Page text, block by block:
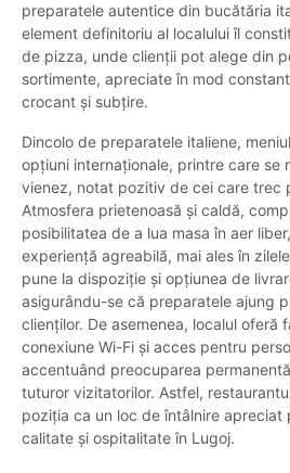
preparatele autentice din bucătăria
element definitoriu al localului îl
de pizza, unde clienții pot alege din
sortimente, apreciate în mod
crocant și subțire.
Dincolo de preparatele italiene,
opțiuni internaționale, printre care se
vienez, notat pozitiv de cei care trec
Atmosfera prietenoasă și caldă,
posibilitatea de a lua masa în aer
experiență agreabilă, mai ales în
pune la dispoziție și opțiunea de
asigurându-se că preparatele ajung
clienților. De asemenea, localul oferă
conexiune Wi-Fi și acces pentru
accentuând preocuparea
tuturor vizitatorilor. Astfel,
poziția ca un loc de întâlnire apreciat
calitate și ospitalitate în Lugoj.